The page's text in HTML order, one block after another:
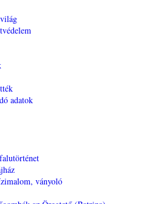
adatok
ványoló